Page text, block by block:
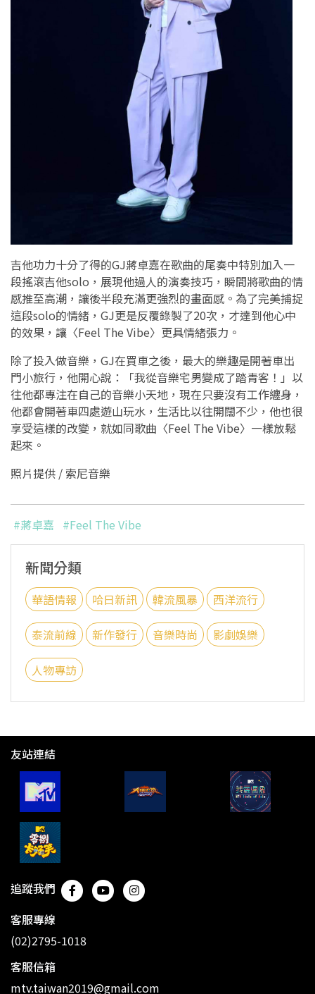
吉他功力十分了得的GJ蔣卓嘉在歌曲的尾奏中特別加入一
段搖滾吉他solo，展現他過人的演奏技巧，瞬間將歌曲的情
感推至高潮，讓後半段充滿更強烈的畫面感。為了完美捕捉
這段solo的情緒，GJ更是反覆錄製了20次，才達到他心中
的效果，讓〈Feel The Vibe〉更具情緒張力。
除了投入做音樂，GJ在買車之後，最大的樂趣是開著車出
門小旅行，他開心說：「我從音樂宅男變成了踏青客！」以
往他都專注在自己的音樂小天地，現在只要沒有工作纏身，
他都會開著車四處遊山玩水，生活比以往開闊不少，他也很
享受這樣的改變，就如同歌曲〈Feel The Vibe〉一樣放鬆
起來。
照片提供 / 索尼音樂
#蔣卓嘉 #Feel The Vibe
新聞分類
華語情報 哈日新訊 韓流風暴 西洋流行
泰流前線 新作發行 音樂時尚 影劇娛樂
人物專訪
友站連結
追蹤我們
客服專線
(02)2795-1018
客服信箱
mtv.taiwan2019@gmail.com